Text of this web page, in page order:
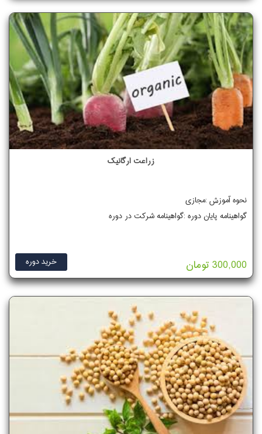
زراعت ارگانیک
نحوه آموزش :مجازی
گواهینامه پایان دوره :گواهینامه شرکت در دوره
خرید دوره 300,000 تومان